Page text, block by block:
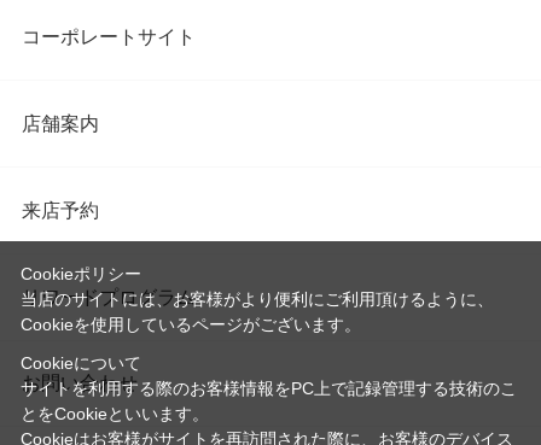
コーポレートサイト
店舗案内
来店予約
リワードプログラム
お問い合わせ
Cookieポリシー
当店のサイトには、お客様がより便利にご利用頂けるように、
Cookieを使用しているページがございます。
Cookieについて
サイトを利用する際のお客様情報をPC上で記録管理する技術のこ
とをCookieといいます。
Cookieはお客様がサイトを再訪問された際に、お客様のデバイス